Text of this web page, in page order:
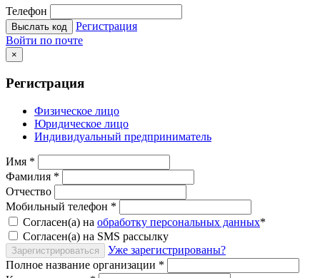
Телефон
Выслать код
Регистрация
Войти по почте
×
Регистрация
Физическое лицо
Юридическое лицо
Индивидуальный предприниматель
Имя *
Фамилия *
Отчество
Мобильный телефон *
Согласен(а) на обработку персональных данных*
Согласен(а) на SMS рассылку
Зарегистрироваться
Уже зарегистрированы?
Полное название организации *